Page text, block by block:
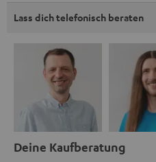
Lass dich telefonisch beraten
Deine Kaufberatung